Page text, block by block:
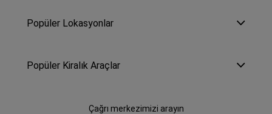
Popüler Lokasyonlar
Popüler Kiralık Araçlar
Çağrı merkezimizi arayın